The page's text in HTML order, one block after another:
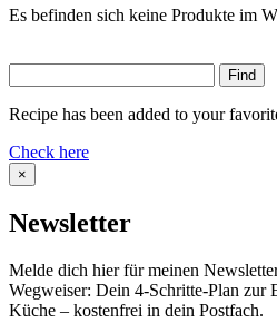
Es befinden sich keine Produkte im
Recipe has been added to your
Check here
×
Newsletter
Melde dich hier für meinen
Wegweiser: Dein 4-Schritte-Plan zur
Küche – kostenfrei in dein Postfach.